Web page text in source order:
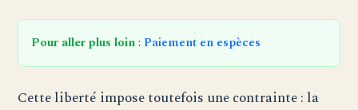
Pour aller plus loin: Paiement en espèces
Cette liberté impose toutefois une contrainte : la